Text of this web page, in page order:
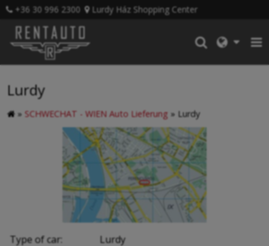
+36 30 996 2300 Lurdy Ház Shopping Center
Lurdy
» SCHWECHAT - WIEN Auto Lieferung » Lurdy
Type of car:
Lurdy